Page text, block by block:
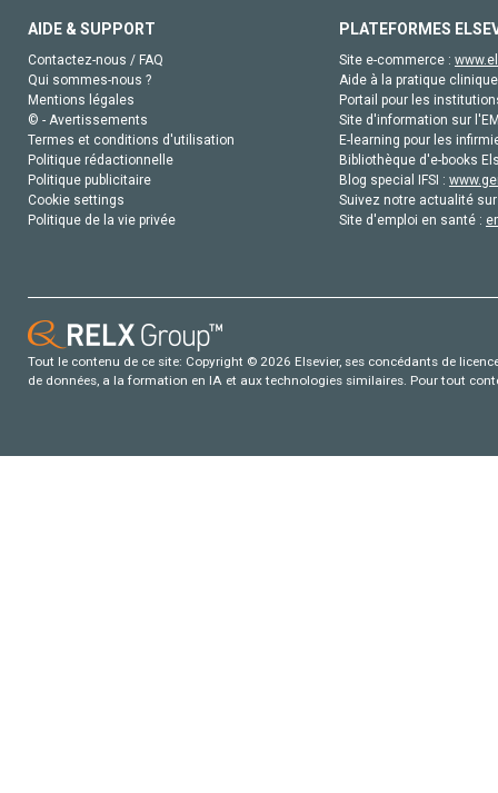
AIDE & SUPPORT
Contactez-nous / FAQ
Qui sommes-nous ?
Mentions légales
© - Avertissements
Termes et conditions d'utilisation
Politique rédactionnelle
Politique publicitaire
Cookie settings
Politique de la vie privée
PLATEFORMES
Site e-commerce :
Aide à la pratique
Portail pour les
Site d'information sur
E-learning pour les
Bibliothèque d'e-books
Blog special IFSI :
Suivez notre actualité
Site d'emploi en santé :
Tout le contenu de ce site: Copyright © 2026 Elsevier, ses concédants de
de données, a la formation en IA et aux technologies similaires. Pour tout